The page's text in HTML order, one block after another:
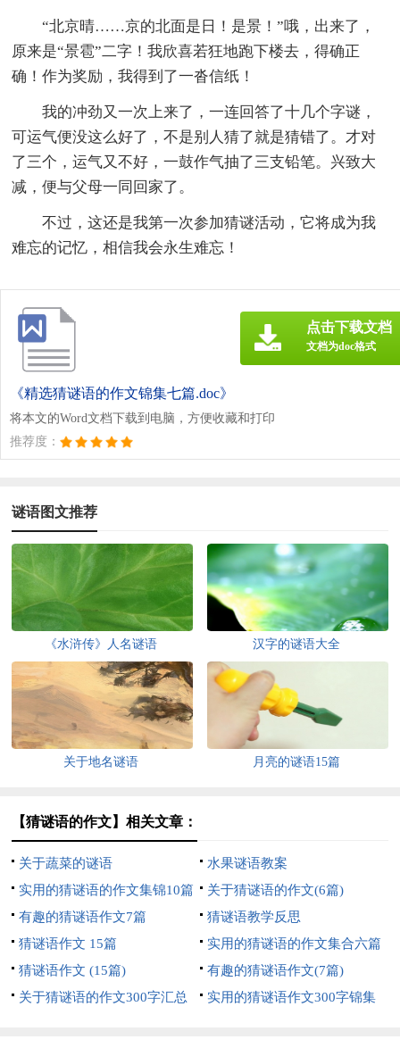
“北京晴……京的北面是日！是景！”哦，出来了，
原来是“景雹”二字！我欣喜若狂地跑下楼去，得确正
确！作为奖励，我得到了一沓信纸！
我的冲劲又一次上来了，一连回答了十几个字谜，
可运气便没这么好了，不是别人猜了就是猜错了。才对
了三个，运气又不好，一鼓作气抽了三支铅笔。兴致大
减，便与父母一同回家了。
不过，这还是我第一次参加猜谜活动，它将成为我
难忘的记忆，相信我会永生难忘！
《精选猜谜语的作文锦集七篇.doc》
将本文的Word文档下载到电脑，方便收藏和打印
推荐度：
点击下载文档
文档为doc格式
谜语图文推荐
《水浒传》人名谜语 汉字的谜语大全
关于地名谜语 月亮的谜语15篇
【猜谜语的作文】相关文章：
关于蔬菜的谜语
水果谜语教案
实用的猜谜语的作文集锦10篇
关于猜谜语的作文(6篇)
有趣的猜谜语作文7篇
猜谜语教学反思
猜谜语作文 15篇
实用的猜谜语的作文集合六篇
猜谜语作文 (15篇)
有趣的猜谜语作文(7篇)
关于猜谜语的作文300字汇总
实用的猜谜语作文300字锦集